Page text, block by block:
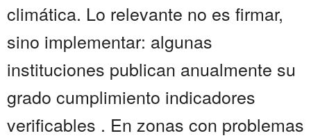
climática. Lo relevante no es firmar,
sino implementar: algunas
instituciones publican anualmente su
grado cumplimiento indicadores
verificables . En zonas con problemas